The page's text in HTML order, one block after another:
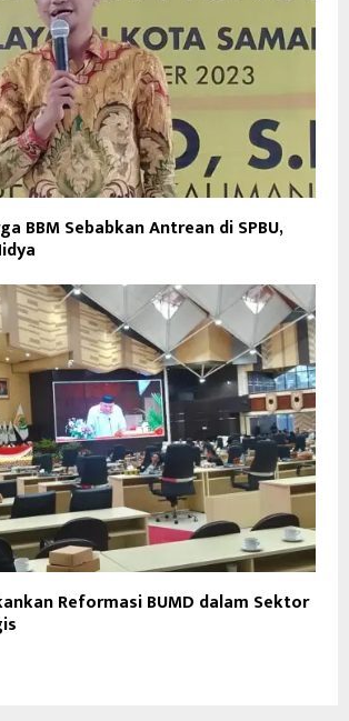
BBM Sebabkan Antrean di SPBU,
Reformasi BUMD dalam Sektor